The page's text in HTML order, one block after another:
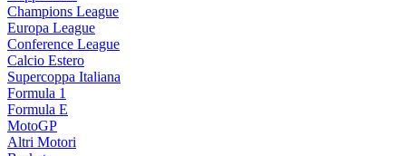
Champions League
Europa League
Conference League
Calcio Estero
Supercoppa Italiana
Formula 1
Formula E
MotoGP
Altri Motori